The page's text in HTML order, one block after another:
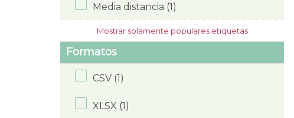
Media distancia (1)
Mostrar solamente populares etiquetas
Formatos
CSV (1)
XLSX (1)